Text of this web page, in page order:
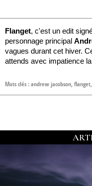
Flanget, c'est un edit
personnage principal
vagues durant cet hiver.
attends avec impatience
Mots clés :andrew jacobson,flanget,